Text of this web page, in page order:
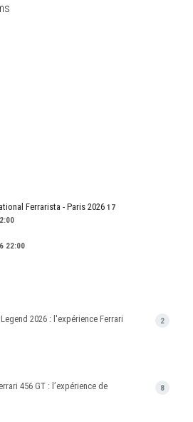
Ferrarista - Paris 2026 17
22:00
2
2026 : l'expérience Ferrari
8
456 GT : l’expérience de